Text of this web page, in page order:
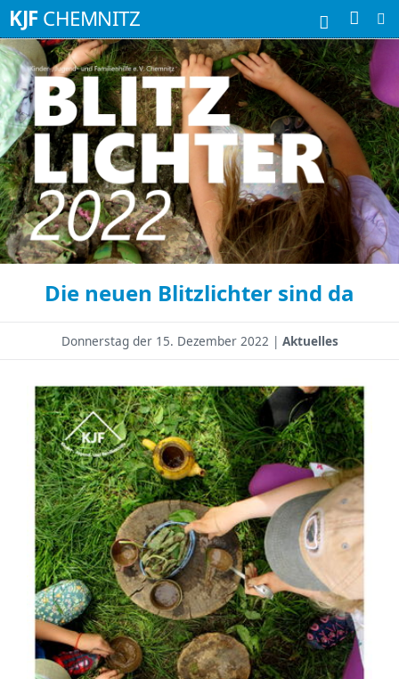
KJF CHEMNITZ Suchbegriffe
Die neuen Blitzlichter sind da
Donnerstag der 15. Dezember 2022 | Aktuelles